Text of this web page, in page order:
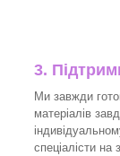
3.
Ми завжди
матеріалів
спеціалісти на